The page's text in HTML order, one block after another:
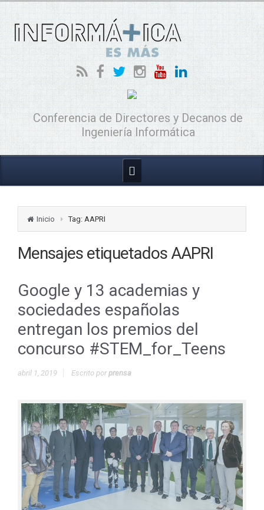
Conferencia de Directores y Decanos de
Ingeniería Informática
Inicio Tag: AAPRI
Mensajes etiquetados AAPRI
Google y 13 academias y
sociedades españolas
entregan los premios del
concurso #STEM_for_Teens
abril 1, 2019 Escrito porprensa